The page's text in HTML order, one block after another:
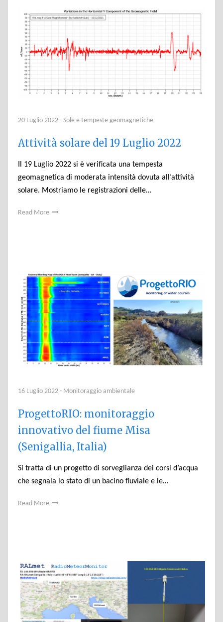
20 Luglio 2022 - Sole e tempeste geomagnetiche
Attività solare del 19 Luglio 2022
Il 19 Luglio 2022 si è verificata una tempesta
geomagnetica di moderata intensità dovuta all’attività
solare. Mostriamo le registrazioni delle…
Read More
16 Luglio 2022 - Monitoraggio ambientale
ProgettoRIO: monitoraggio
innovativo del fiume Misa
(Senigallia, Italia)
Si tratta di un progetto di sorveglianza dei corsi d’acqua
che segnala lo stato di un bacino fluviale e le…
Read More